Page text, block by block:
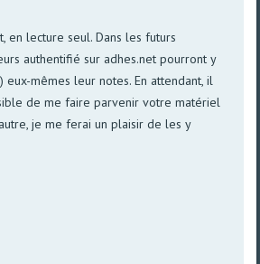
en lecture seul. Dans les futurs
authentifié sur adhes.net pourront y
mêmes leur notes. En attendant, il
de me faire parvenir votre matériel
je me ferai un plaisir de les y